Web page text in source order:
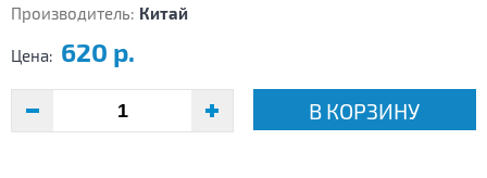
Производитель: Китай
Цена: 620 р.
В КОРЗИНУ